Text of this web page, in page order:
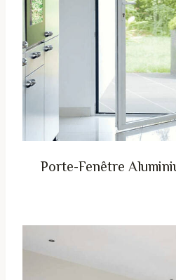
Porte-Fenêtre